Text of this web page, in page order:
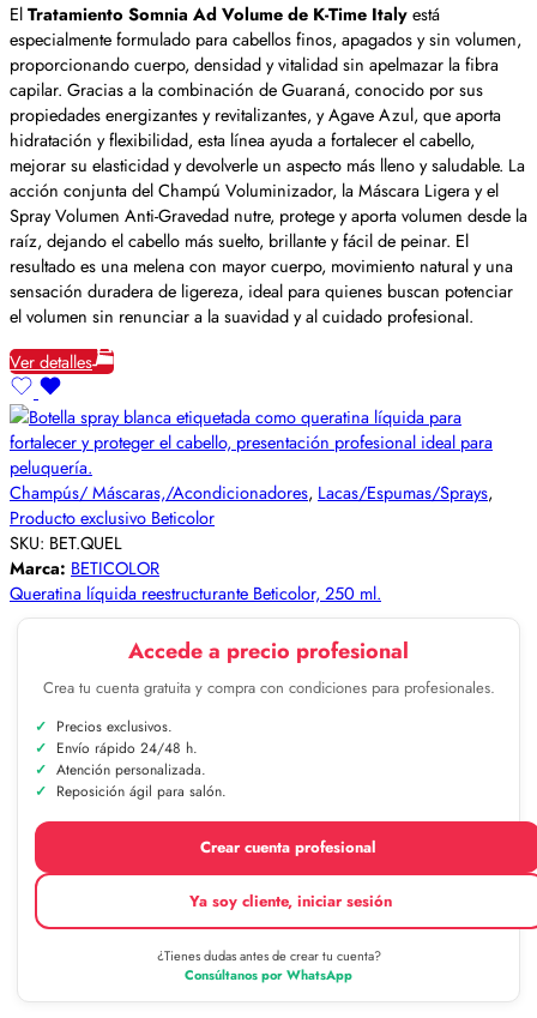
ElTratamiento Somnia Ad Volume de K-Time Italyestá
especialmente formulado para cabellos finos, apagados y sin volumen,
proporcionando cuerpo, densidad y vitalidad sin apelmazar la fibra
capilar. Gracias a la combinación de Guaraná, conocido por sus
propiedades energizantes y revitalizantes, y Agave Azul, que aporta
hidratación y flexibilidad, esta línea ayuda a fortalecer el cabello,
mejorar su elasticidad y devolverle un aspecto más lleno y saludable. La
acción conjunta del Champú Voluminizador, la Máscara Ligera y el
Spray Volumen Anti-Gravedad nutre, protege y aporta volumen desde la
raíz, dejando el cabello más suelto, brillante y fácil de peinar. El
resultado es una melena con mayor cuerpo, movimiento natural y una
sensación duradera de ligereza, ideal para quienes buscan potenciar
el volumen sin renunciar a la suavidad y al cuidado profesional.
Ver detalles
Champús/ Máscaras,/Acondicionadores, Lacas/Espumas/Sprays,
Producto exclusivo Beticolor
SKU: BET.QUEL
Marca: BETICOLOR
Queratina líquida reestructurante Beticolor, 250 ml.
Accede a precio profesional
Crea tu cuenta gratuita y compra con condiciones para profesionales.
Precios exclusivos.
Envío rápido 24/48 h.
Atención personalizada.
Reposición ágil para salón.
Crear cuenta profesional
Ya soy cliente, iniciar sesión
¿Tienes dudas antes de crear tu cuenta?
Consúltanos por WhatsApp